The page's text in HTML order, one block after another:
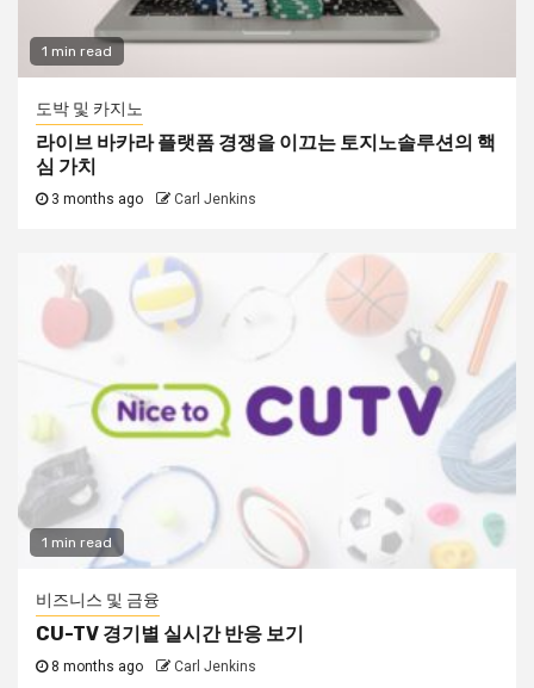
1 min read
도박 및 카지노
라이브 바카라 플랫폼 경쟁을 이끄는 토지노솔루션의 핵
심 가치
3 months ago Carl Jenkins
1 min read
비즈니스 및 금융
CU-TV 경기별 실시간 반응 보기
8 months ago Carl Jenkins